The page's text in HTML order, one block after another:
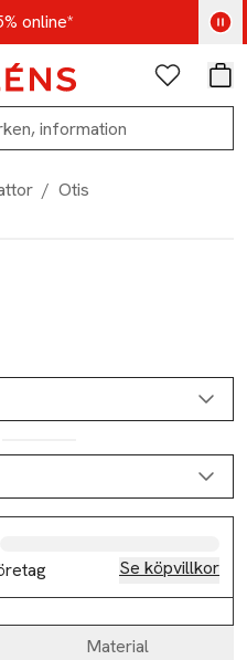
online*
Shoppa nu
Favoriter
/ Otis
Se köpvillkor
Material